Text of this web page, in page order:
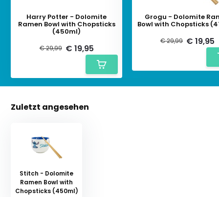
Harry Potter - Dolomite
Ramen Bowl with Chopsticks
(450ml)
€ 29,99 € 19,95
Grogu - Dolomite
Bowl with Chopsticks
€ 29,99 € 19,95
Zuletzt angesehen
Stitch - Dolomite
Ramen Bowl with
Chopsticks (450ml)